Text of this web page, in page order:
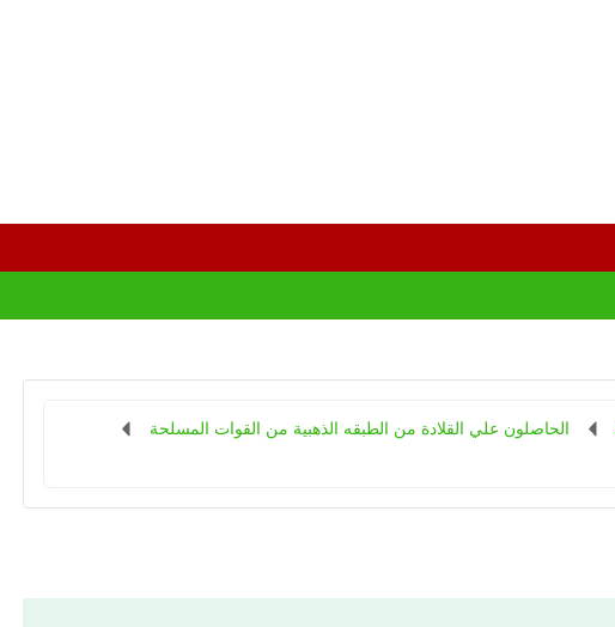
الحاصلون علي القلادة من الطبقه الذهبية من القوات المسلحة